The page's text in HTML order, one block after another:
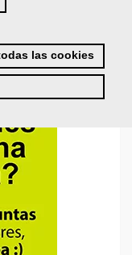
las cookies